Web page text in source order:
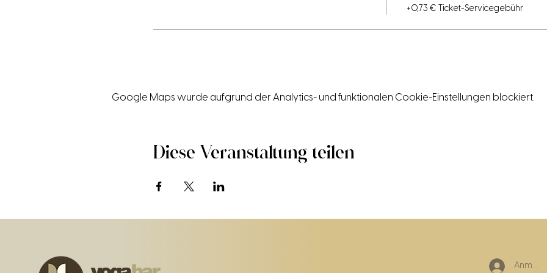
+0,73 € Ticket-Servicegebühr
Google Maps wurde aufgrund der Analytics- und funktionalen Cookie-Einstellungen blockiert.
Diese Veranstaltung teilen